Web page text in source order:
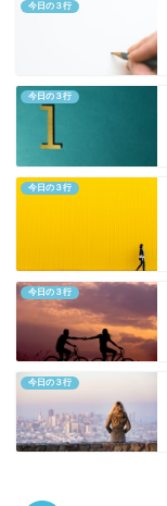
今日の３行
今日の３行
今日の３行
今日の３行
今日の３行